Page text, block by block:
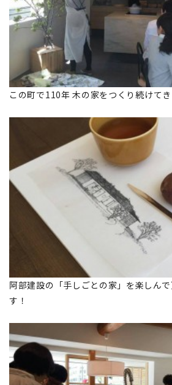
この町で110年 木の家をつくり続けてき
阿部建設の「手しごとの家」を楽しん
す！